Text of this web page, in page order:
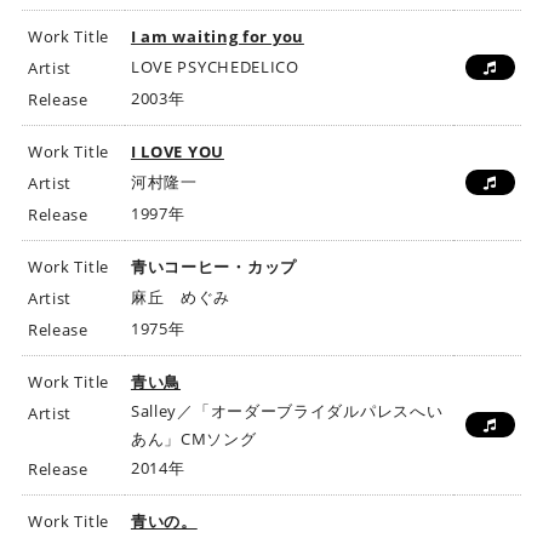
Work Title
I am waiting for you
Artist
LOVE PSYCHEDELICO
Release
2003年
Work Title
I LOVE YOU
Artist
河村隆一
Release
1997年
Work Title
青いコーヒー・カップ
Artist
麻丘 めぐみ
Release
1975年
Work Title
青い鳥
Artist
Salley／「オーダーブライダルパレスへい
あん」CMソング
Release
2014年
Work Title
青いの。